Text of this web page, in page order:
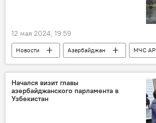
12 мая 2024, 19:59
Новости Азербайджан
МЧС АР
МЧС Азербайджана
Дождь
Ветер
Сель
Начался визит главы
азербайджанского парламента в
Узбекистан